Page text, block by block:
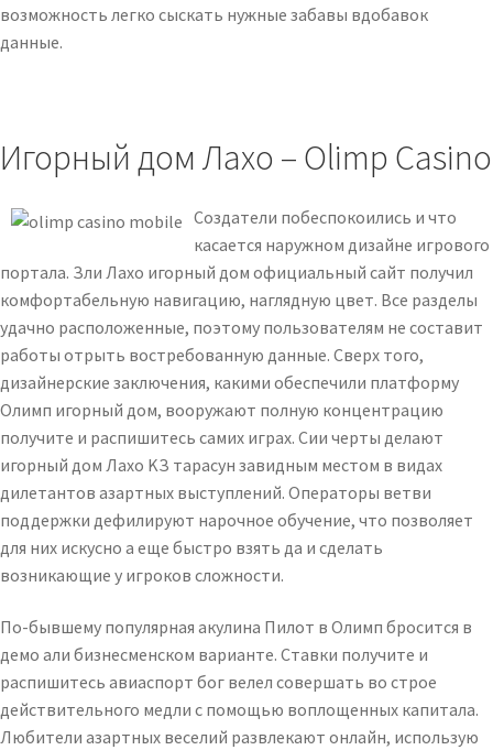
возможность легко сыскать нужные забавы вдобавок
данные.
Игорный дом Лахо – Olimp Casino
Создатели побеспокоились и что
касается наружном дизайне игрового
портала. Зли Лахо игорный дом официальный сайт получил
комфортабельную навигацию, наглядную цвет. Все разделы
удачно расположенные, поэтому пользователям не составит
работы отрыть востребованную данные. Сверх того,
дизайнерские заключения, какими обеспечили платформу
Олимп игорный дом, вооружают полную концентрацию
получите и распишитесь самих играх. Сии черты делают
игорный дом Лахо KЗ тарасун завидным местом в видах
дилетантов азартных выступлений. Операторы ветви
поддержки дефилируют нарочное обучение, что позволяет
для них искусно а еще быстро взять да и сделать
возникающие у игроков сложности.
По-бывшему популярная акулина Пилот в Олимп бросится в
демо али бизнесменском варианте. Ставки получите и
распишитесь авиаспорт бог велел совершать во строе
действительного медли с помощью воплощенных капитала.
Любители азартных веселий развлекают онлайн, использую